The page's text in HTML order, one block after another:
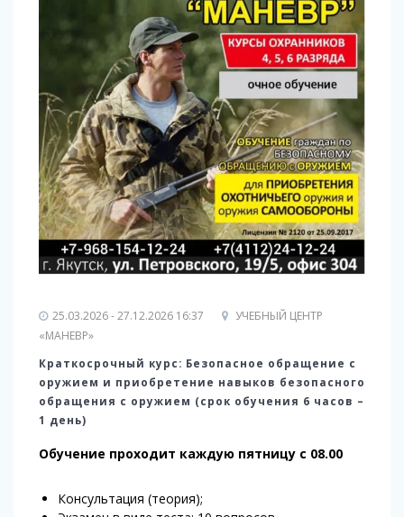
25.03.2026 - 27.12.2026 16:37
УЧЕБНЫЙ ЦЕНТР
«МАНЕВР»
Краткосрочный курс: Безопасное обращение с
оружием и приобретение навыков безопасного
обращения с оружием (срок обучения 6 часов –
1 день)
Обучение проходит каждую пятницу с 08.00
Консультация (теория);